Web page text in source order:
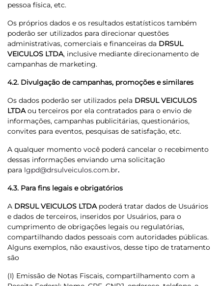
pessoa física, etc.
Os próprios dados e os resultados estatísticos também
poderão ser utilizados para direcionar questões
administrativas, comerciais e financeiras da DRSUL
VEICULOS LTDA, inclusive mediante direcionamento de
campanhas de marketing.
4.2. Divulgação de campanhas, promoções e similares
Os dados poderão ser utilizados pela DRSUL VEICULOS
LTDAou terceiros por ela contratados para o envio de
informações, campanhas publicitárias, questionários,
convites para eventos, pesquisas de satisfação, etc.
A qualquer momento você poderá cancelar o recebimento
dessas informações enviando uma solicitação
para lgpd@drsulveiculos.com.br.
4.3. Para fins legais e obrigatórios
A DRSUL VEICULOS LTDApoderá tratar dados de Usuários
e dados de terceiros, inseridos por Usuários, para o
cumprimento de obrigações legais ou regulatórias,
compartilhando dados pessoais com autoridades públicas.
Alguns exemplos, não exaustivos, desse tipo de tratamento
são
(I) Emissão de Notas Fiscais, compartilhamento com a